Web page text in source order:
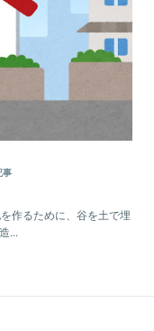
事
作るために、谷を土で埋
...